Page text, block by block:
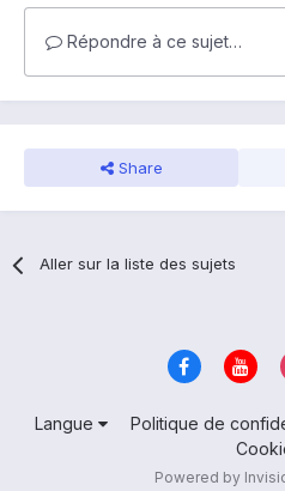
Répondre à ce sujet…
Share
Aller sur la liste des sujets
Langue Politique de
Powered by